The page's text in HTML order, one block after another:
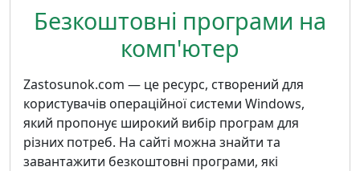
Безкоштовні програми на
комп'ютер
Zastosunok.com — це ресурс, створений для
користувачів операційної системи Windows,
який пропонує широкий вибір програм для
різних потреб. На сайті можна знайти та
завантажити безкоштовні програми, які